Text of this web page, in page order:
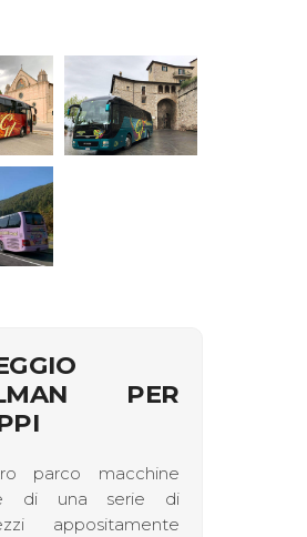
PER
parco macchine
di una serie di
appositamente